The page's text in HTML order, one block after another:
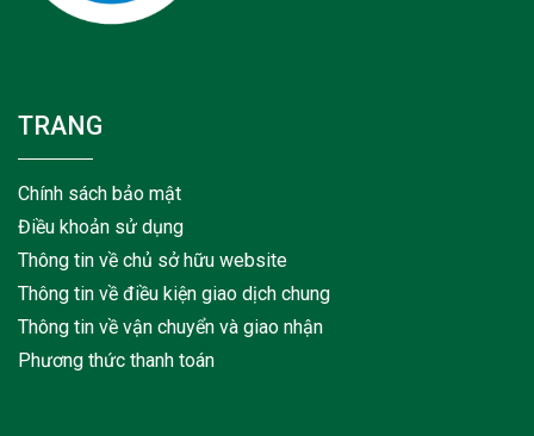
TRANG
Chính sách bảo mật
Điều khoản sử dụng
Thông tin về chủ sở hữu website
Thông tin về điều kiện giao dịch chung
Thông tin về vận chuyển và giao nhận
Phương thức thanh toán